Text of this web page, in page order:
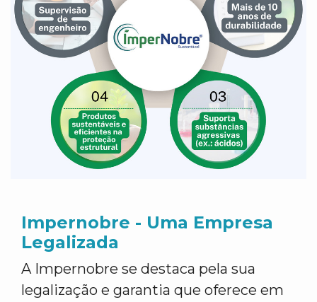
Impernobre - Uma Empresa
Legalizada
A Impernobre se destaca pela sua
legalização e garantia que oferece em